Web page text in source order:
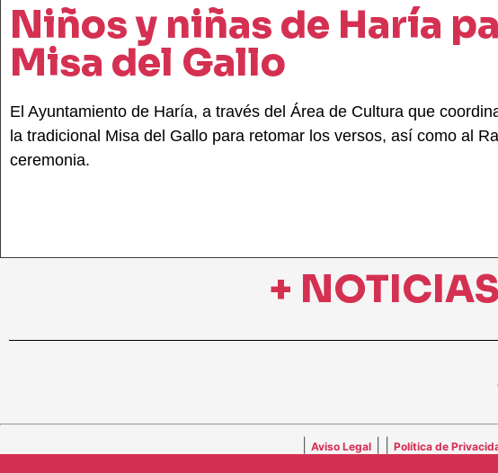
Niños y niñas de Haría
Misa del Gallo
El Ayuntamiento de Haría, a través del Área de Cultura que
la tradicional Misa del Gallo para retomar los versos, así como al
ceremonia.
+
Aviso Legal Política de